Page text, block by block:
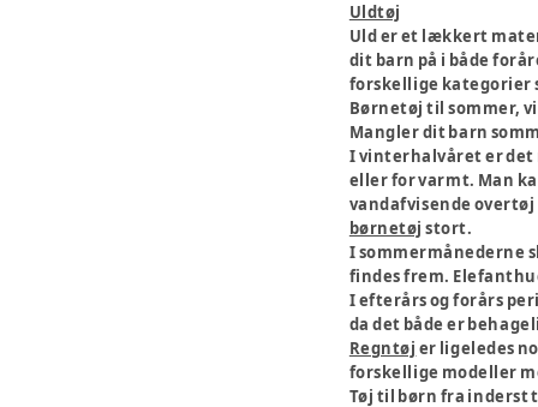
Uldtøj
Uld er et lækkert
dit barn på i både
forskellige kategorier
Børnetøj til sommer,
Mangler dit barn
I vinterhalvåret er det
eller for varmt. Man
vandafvisende
børnetøj stort.
I sommermånederne
findes frem.
I efterårs og forårs
da det både er
Regntøj er ligeledes
forskellige modeller
Tøj til børn fra inderst